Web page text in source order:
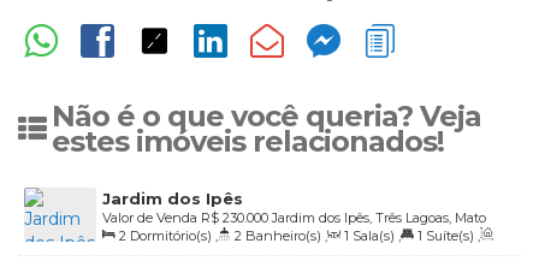
Não é o que você queria? Veja
estes imóveis relacionados!
Jardim dos Ipês
R$ 230.000
Valor de Venda
Jardim dos Ipês, Três Lagoas, Mato
Grosso do Sul, Brasil
2 Dormitório(s) , 2 Banheiro(s) , 1 Sala(s) , 1 Suíte(s) ,
Total: 61.30m² , 1 Vaga(s) , Útil: 54.19m²